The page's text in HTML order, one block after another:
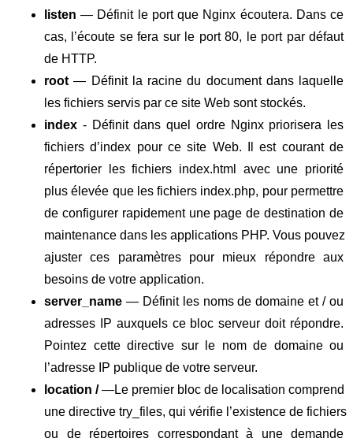
listen — Définit le port que Nginx écoutera. Dans ce
cas, l’écoute se fera sur le port 80, le port par défaut
de HTTP.
root — Définit la racine du document dans laquelle
les fichiers servis par ce site Web sont stockés.
index - Définit dans quel ordre Nginx priorisera les
fichiers d’index pour ce site Web. Il est courant de
répertorier les fichiers index.html avec une priorité
plus élevée que les fichiers index.php, pour permettre
de configurer rapidement une page de destination de
maintenance dans les applications PHP. Vous pouvez
ajuster ces paramètres pour mieux répondre aux
besoins de votre application.
server_name — Définit les noms de domaine et / ou
adresses IP auxquels ce bloc serveur doit répondre.
Pointez cette directive sur le nom de domaine ou
l’adresse IP publique de votre serveur.
location / —Le premier bloc de localisation comprend
une directive try_files, qui vérifie l’existence de fichiers
ou de répertoires correspondant à une demande